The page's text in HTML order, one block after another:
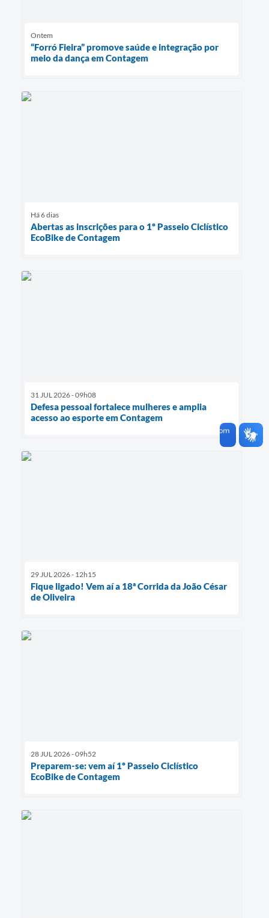
Ontem
“Forró Fieira” promove saúde e integração por
meio da dança em Contagem
Há 6 dias
Abertas as inscrições para o 1º Passeio Ciclístico
EcoBike de Contagem
31 JUL 2026 - 09h08
Defesa pessoal fortalece mulheres e amplia
acesso ao esporte em Contagem
29 JUL 2026 - 12h15
Fique ligado! Vem aí a 18ª Corrida da João César
de Oliveira
28 JUL 2026 - 09h52
Preparem-se: vem aí 1º Passeio Ciclístico
EcoBike de Contagem